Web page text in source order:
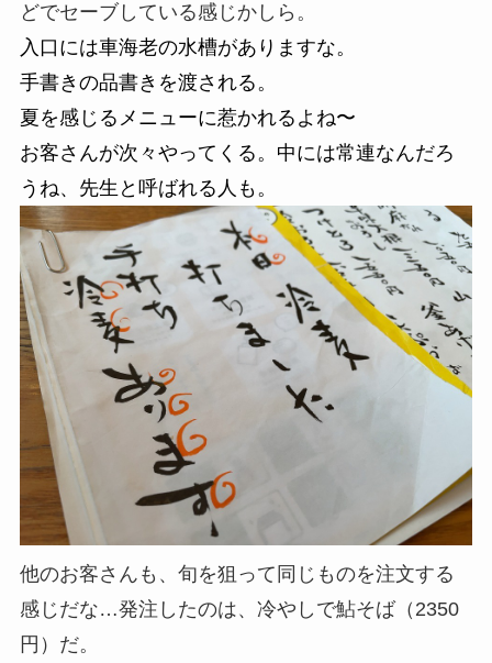
どでセーブしている感じかしら。
入口には車海老の水槽がありますな。
手書きの品書きを渡される。
夏を感じるメニューに惹かれるよね〜
お客さんが次々やってくる。中には常連なんだろ
うね、先生と呼ばれる人も。
他のお客さんも、旬を狙って同じものを注文する
感じだな…発注したのは、冷やしで鮎そば（2350
円）だ。